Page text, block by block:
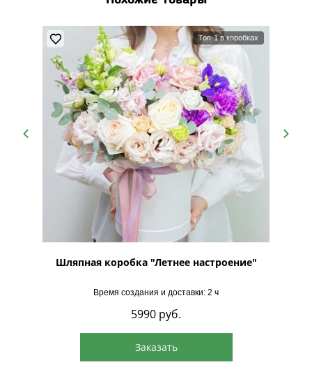
Топ-1 в коробках
Шляпная коробка "Летнее настроение"
Время создания и доставки: 2 ч
5990 руб.
Заказать